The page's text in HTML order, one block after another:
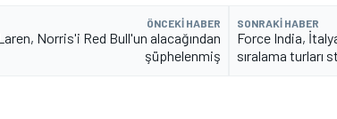
ÖNCEKI HABER
Norris'i Red Bull'un alacağından
şüphelenmiş
SONRAKI HABER
Force India,
sıralama